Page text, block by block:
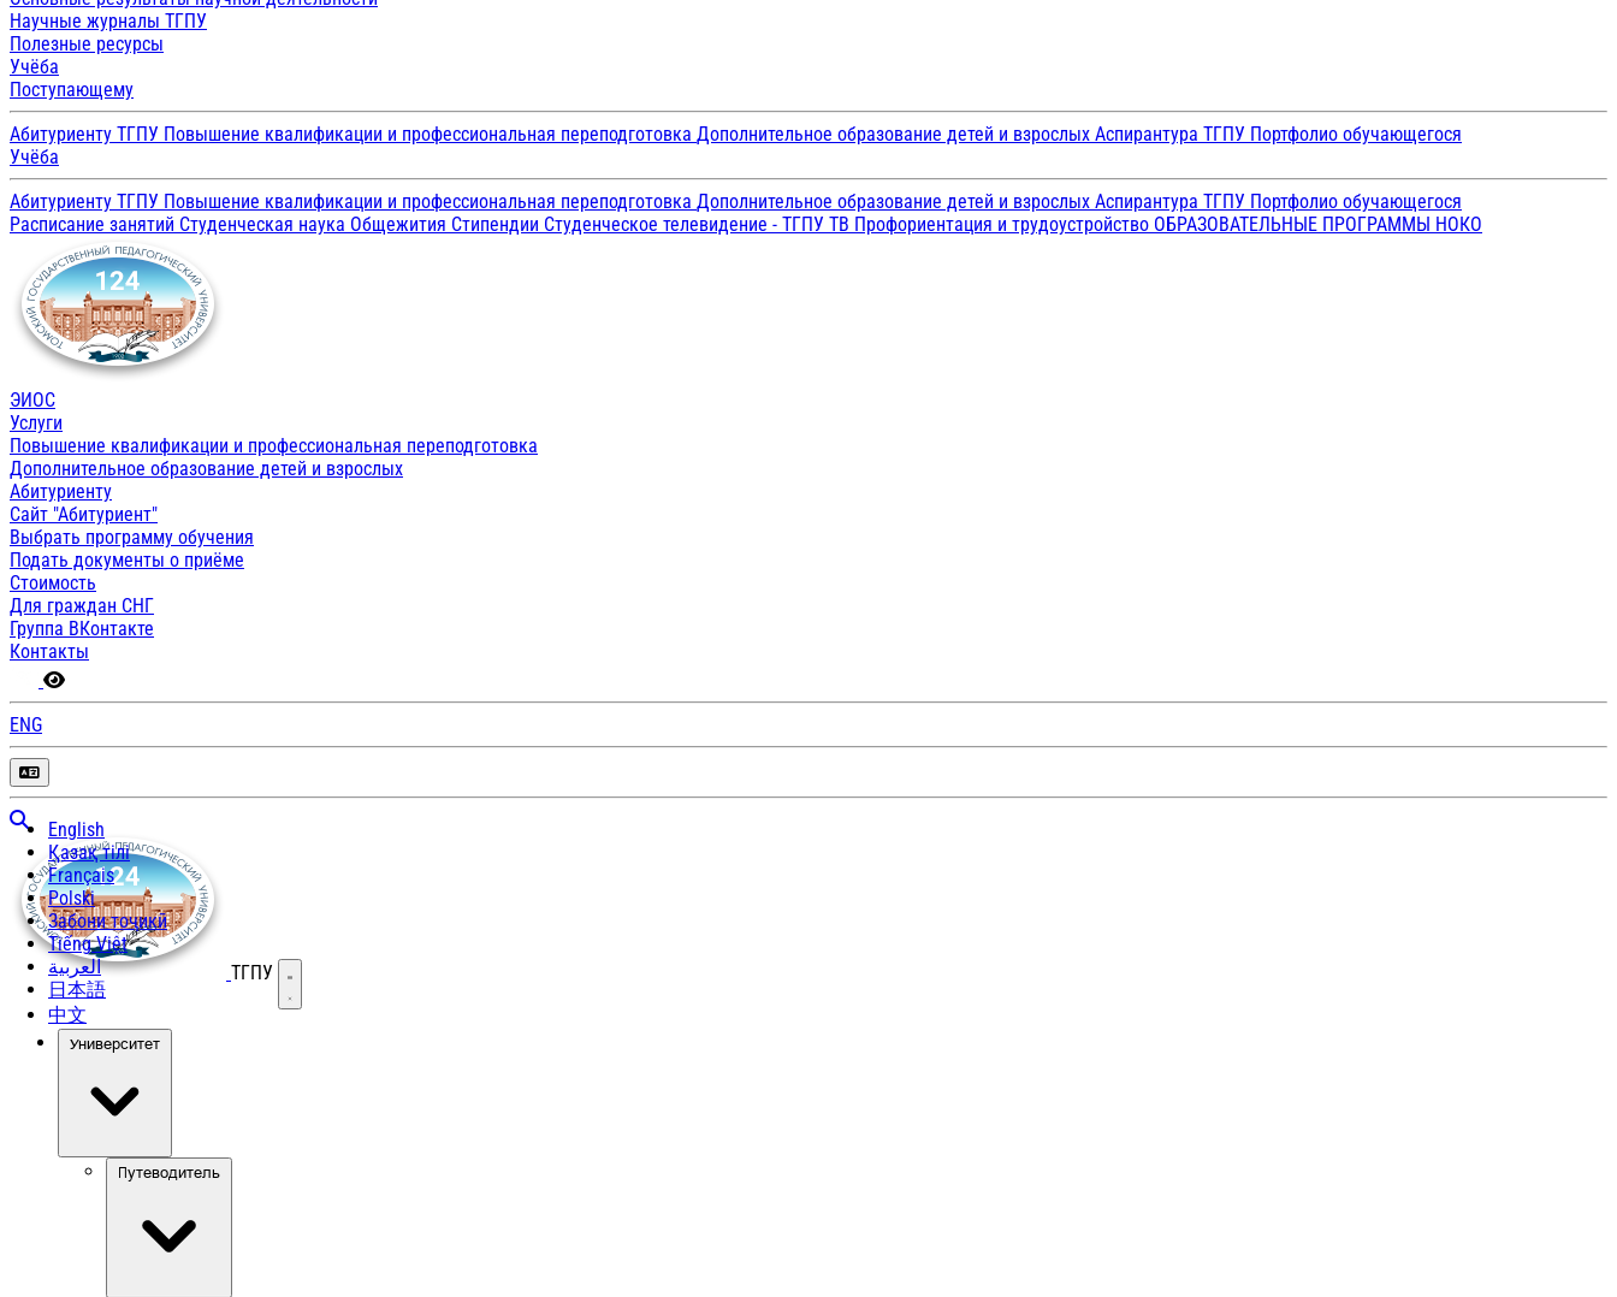
Научные журналы ТГПУ
Полезные ресурсы
Учёба
Поступающему
Абитуриенту ТГПУ Повышение квалификации и профессиональная переподготовка Дополнительное образование детей и взрослых Аспирантура ТГПУ Портфолио обучающегося
Учёба
Абитуриенту ТГПУ Повышение квалификации и профессиональная переподготовка Дополнительное образование детей и взрослых Аспирантура ТГПУ Портфолио обучающегося
Расписание занятий Студенческая наука Общежития Стипендии Студенческое телевидение - ТГПУ ТВ Профориентация и трудоустройство ОБРАЗОВАТЕЛЬНЫЕ ПРОГРАММЫ НОКО
ЭИОС
Услуги
Повышение квалификации и профессиональная переподготовка
Дополнительное образование детей и взрослых
Абитуриенту
Сайт "Абитуриент"
Выбрать программу обучения
Подать документы о приёме
Стоимость
Для граждан СНГ
Группа ВКонтакте
Контакты
ENG
English
Қазақ тілі
Français
Polski
Забони тоҷикӣ
Tiếng Việt
العربية
日本語
中文
ТГПУ Открыть меню
Университет
Путеводитель